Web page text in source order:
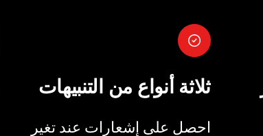
ثلاثة أنواع من التنبيهات
احصل على إشعارات عند تغير